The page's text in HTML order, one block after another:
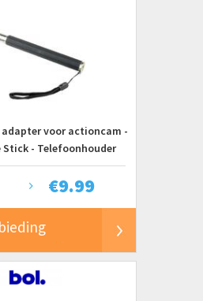
voor actioncam -
Stick - Telefoonhouder
€9.99